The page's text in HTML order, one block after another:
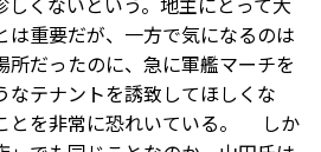
は重要だが、一方で気になるのは
所だったのに、急に軍艦マーチを
なテナントを誘致してほしくな
とを非常に恐れいている。 しか